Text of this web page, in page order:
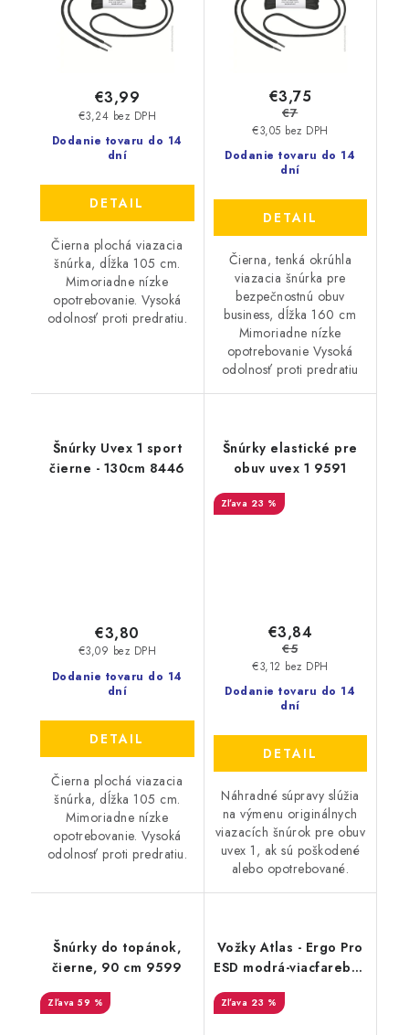
Dodanie tovaru do 14
dní
€3,24 bez DPH
€3,99
DETAIL
Čierna plochá viazacia
šnúrka, dĺžka 105 cm.
Mimoriadne nízke
opotrebovanie. Vysoká
odolnosť proti predratiu.
Dodanie tovaru do 14
dní
€3,05 bez DPH
€3,75
€7
DETAIL
Čierna, tenká okrúhla
viazacia šnúrka pre
bezpečnostnú obuv
business, dĺžka 160 cm
Mimoriadne nízke
opotrebovanie Vysoká
odolnosť proti predratiu
Šnúrky Uvex 1 sport
čierne - 130cm 8446
Dodanie tovaru do 14
dní
€3,09 bez DPH
€3,80
DETAIL
Čierna plochá viazacia
šnúrka, dĺžka 105 cm.
Mimoriadne nízke
opotrebovanie. Vysoká
odolnosť proti predratiu.
Šnúrky elastické pre
obuv uvex 1 9591
23 %
Dodanie tovaru do 14
dní
€3,12 bez DPH
€3,84
€5
DETAIL
Náhradné súpravy slúžia
na výmenu originálnych
viazacích šnúrok pre obuv
uvex 1, ak sú poškodené
alebo opotrebované.
Šnúrky do topánok,
čierne, 90 cm 9599
59 %
Vožky Atlas - Ergo Pro
ESD modrá-viacfarebná
38-40 71904
23 %